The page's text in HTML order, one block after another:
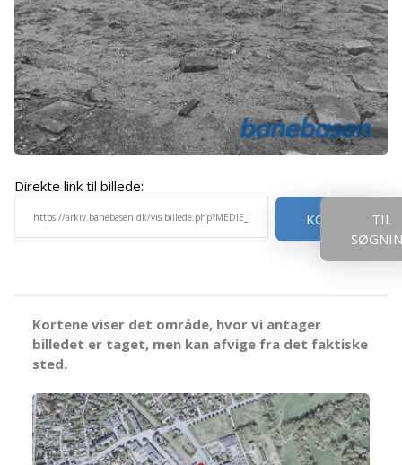
Direkte link til billede:
KOPIER
TIL
Kortene viser det område, hvor vi antager
billedet er taget, men kan afvige fra det faktiske
sted.